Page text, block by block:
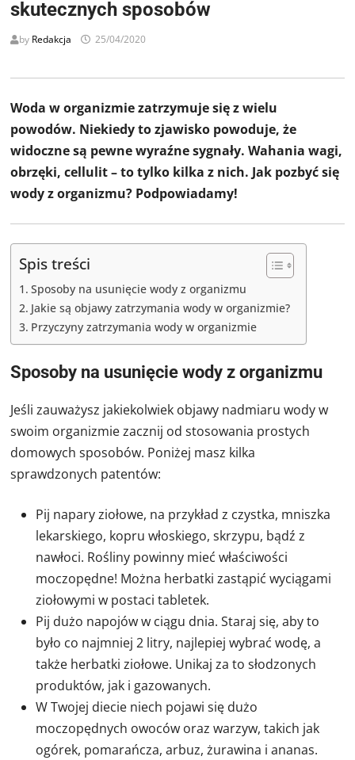
skutecznych sposobów
by Redakcja 25/04/2020
Woda w organizmie zatrzymuje się z wielu
powodów. Niekiedy to zjawisko powoduje, że
widoczne są pewne wyraźne sygnały. Wahania wagi,
obrzęki, cellulit – to tylko kilka z nich. Jak pozbyć się
wody z organizmu? Podpowiadamy!
Spis treści
Sposoby na usunięcie wody z organizmu
Jakie są objawy zatrzymania wody w organizmie?
Przyczyny zatrzymania wody w organizmie
Sposoby na usunięcie wody z organizmu
Jeśli zauważysz jakiekolwiek objawy nadmiaru wody w
swoim organizmie zacznij od stosowania prostych
domowych sposobów. Poniżej masz kilka
sprawdzonych patentów:
Pij napary ziołowe, na przykład z czystka, mniszka
lekarskiego, kopru włoskiego, skrzypu, bądź z
nawłoci. Rośliny powinny mieć właściwości
moczopędne! Można herbatki zastąpić wyciągami
ziołowymi w postaci tabletek.
Pij dużo napojów w ciągu dnia. Staraj się, aby to
było co najmniej 2 litry, najlepiej wybrać wodę, a
także herbatki ziołowe. Unikaj za to słodzonych
produktów, jak i gazowanych.
W Twojej diecie niech pojawi się dużo
moczopędnych owoców oraz warzyw, takich jak
ogórek, pomarańcza, arbuz, żurawina i ananas.